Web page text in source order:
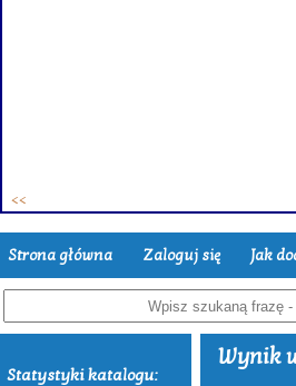
Strona główna Zaloguj się Jak
Statystyki katalogu:
Wynik